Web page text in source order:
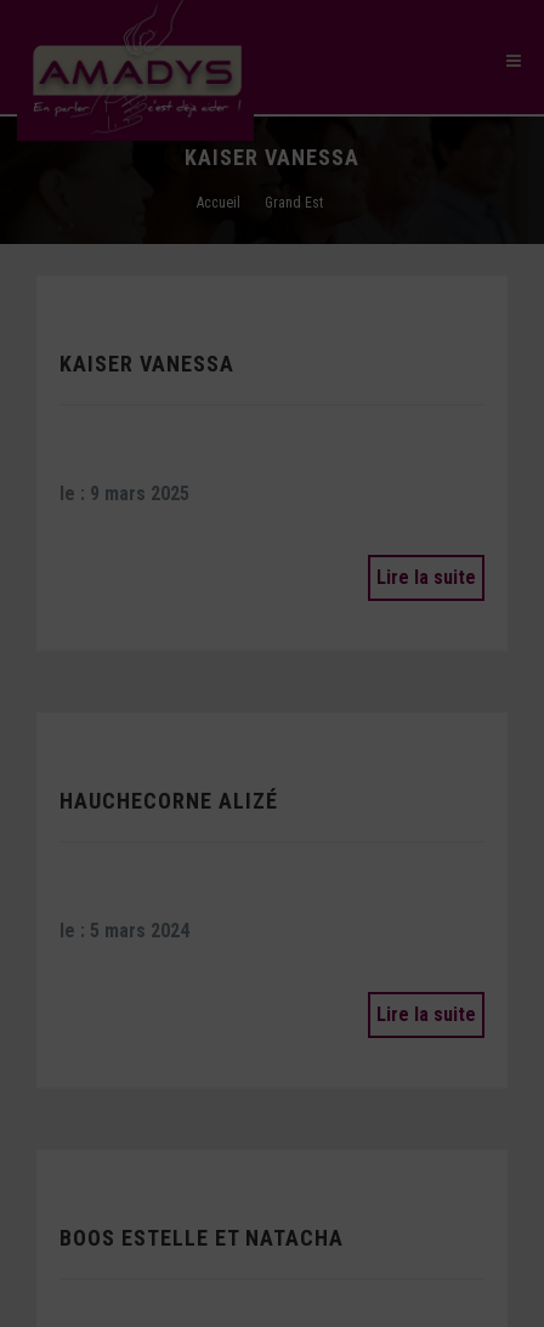
KAISER VANESSA
Accueil Grand Est
KAISER VANESSA
le : 9 mars 2025
Lire la suite
HAUCHECORNE ALIZÉ
le : 5 mars 2024
Lire la suite
BOOS ESTELLE ET NATACHA